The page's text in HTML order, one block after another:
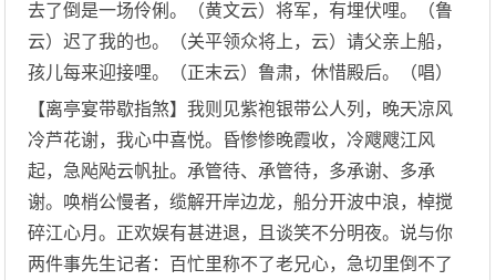
去了倒是一场伶俐。（黄文云）将军，有埋伏哩。（鲁
云）迟了我的也。（关平领众将上，云）请父亲上船，
孩儿每来迎接哩。（正末云）鲁肃，休惜殿后。（唱）
【离亭宴带歇指煞】我则见紫袍银带公人列，晚天凉风
冷芦花谢，我心中喜悦。昏惨惨晚霞收，冷飕飕江风
起，急飐飐云帆扯。承管待、承管待，多承谢、多承
谢。唤梢公慢者，缆解开岸边龙，船分开波中浪，棹搅
碎江心月。正欢娱有甚进退，且谈笑不分明夜。说与你
两件事先生记者：百忙里称不了老兄心，急切里倒不了